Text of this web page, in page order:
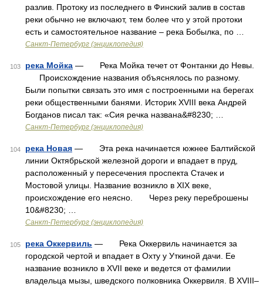
разлив. Протоку из последнего в Финский залив в состав
реки обычно не включают, тем более что у этой протоки
есть и самостоятельное название – река Бобылка, по …
Санкт-Петербург (энциклопедия)
103 река Мойка — Река Мойка течет от Фонтанки до Невы.
Происхождение названия объяснялось по разному.
Были попытки связать это имя с построенными на берегах
реки общественными банями. Историк XVIII века Андрей
Богданов писал так: «Сия речка названа&#8230; …
Санкт-Петербург (энциклопедия)
104 река Новая — Эта река начинается южнее Балтийской
линии Октябрьской железной дороги и впадает в пруд,
расположенный у пересечения проспекта Стачек и
Мостовой улицы. Название возникло в XIX веке,
происхождение его неясно. Через реку переброшены
10&#8230; …
Санкт-Петербург (энциклопедия)
105 река Оккервиль — Река Оккервиль начинается за
городской чертой и впадает в Охту у Уткиной дачи. Ее
название возникло в XVII веке и ведется от фамилии
владельца мызы, шведского полковника Оккервиля. В XVIII–